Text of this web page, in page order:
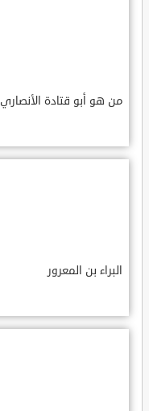
من هو أبو قتادة الأنصاري
البراء بن المعرور